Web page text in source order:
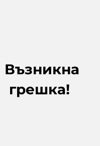
Възникна
грешка!